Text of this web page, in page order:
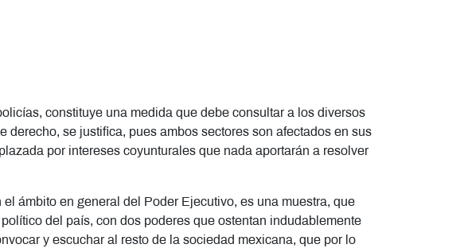
constituye una medida que debe consultar a los diversos
se justifica, pues ambos sectores son afectados en sus
por intereses coyunturales que nada aportarán a resolver
ámbito en general del Poder Ejecutivo, es una muestra, que
del país, con dos poderes que ostentan indudablemente
y escuchar al resto de la sociedad mexicana, que por lo